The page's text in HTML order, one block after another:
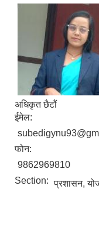
अधिकृत छैटौं
ईमेल:
फोन:
9862969810
Section: प्रशासन,